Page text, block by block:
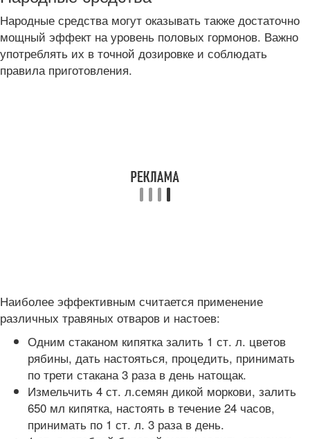
Народные средства могут оказывать также достаточно
мощный эффект на уровень половых гормонов. Важно
употреблять их в точной дозировке и соблюдать
правила приготовления.
Наиболее эффективным считается применение
различных травяных отваров и настоев:
Одним стаканом кипятка залить 1 ст. л. цветов
рябины, дать настояться, процедить, принимать
по трети стакана 3 раза в день натощак.
Измельчить 4 ст. л.семян дикой моркови, залить
650 мл кипятка, настоять в течение 24 часов,
принимать по 1 ст. л. 3 раза в день.